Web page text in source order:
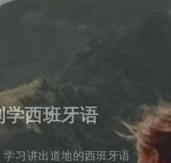
学西班牙语
习讲出道地的西班牙语